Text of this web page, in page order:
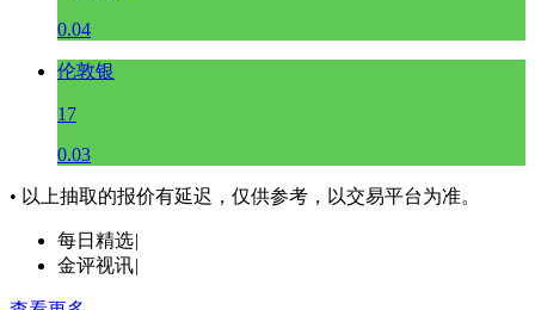
0.04
伦敦银
17
0.03
• 以上抽取的报价有延迟，仅供参考，以交易平台为准。
每日精选|
金评视讯|